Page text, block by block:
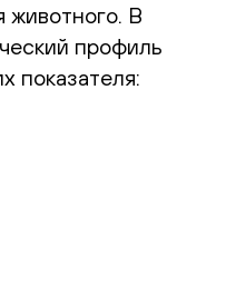
животного. В
профиль
показателя: